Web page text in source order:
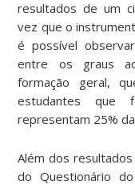
resultados de um
vez que o
é possível
entre os graus
formação geral,
estudantes que
representam 25% da
Além dos
do Questionário